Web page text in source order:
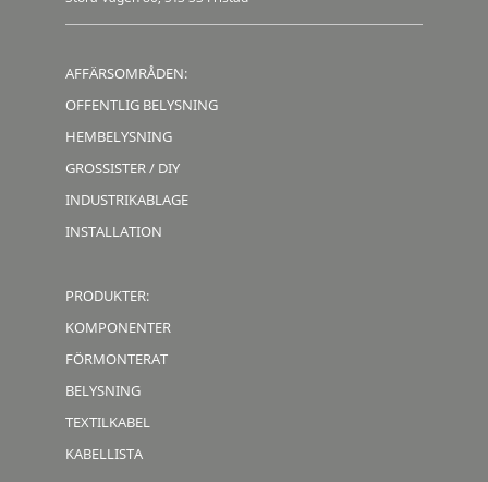
AFFÄRSOMRÅDEN:
OFFENTLIG BELYSNING
HEMBELYSNING
GROSSISTER / DIY
INDUSTRIKABLAGE
INSTALLATION
PRODUKTER:
KOMPONENTER
FÖRMONTERAT
BELYSNING
TEXTILKABEL
KABELLISTA